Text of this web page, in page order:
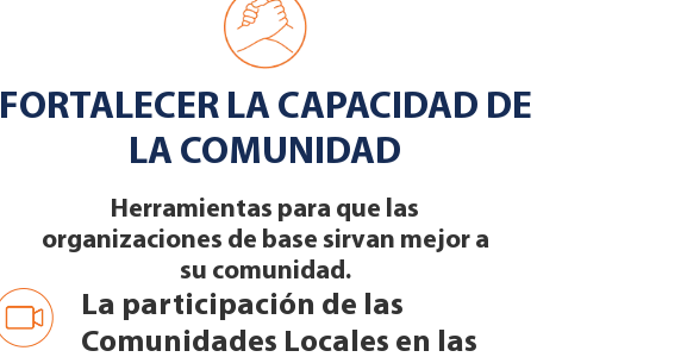
FORTALECER LA CAPACIDAD DE
LA COMUNIDAD
Herramientas para que las
organizaciones de base sirvan mejor a
su comunidad.
La participación de las
Comunidades Locales en las